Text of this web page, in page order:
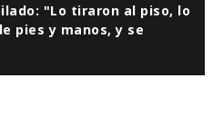
"Lo tiraron al piso, lo
pies y manos, y se